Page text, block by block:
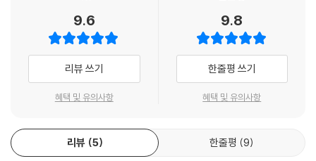
9.6
리뷰 쓰기
혜택 및 유의사항
9.8
한줄평 쓰기
혜택 및 유의사항
리뷰 5 한줄평 9